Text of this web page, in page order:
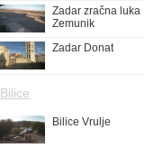
Zadar zračna luka
Zemunik
Zadar Donat
Bilice
Bilice Vrulje